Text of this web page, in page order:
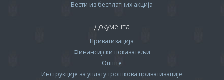
Вести из бесплатних акција
Документа
Приватизација
Финансијски показатељи
Опште
Инструкције за уплату трошкова приватизације